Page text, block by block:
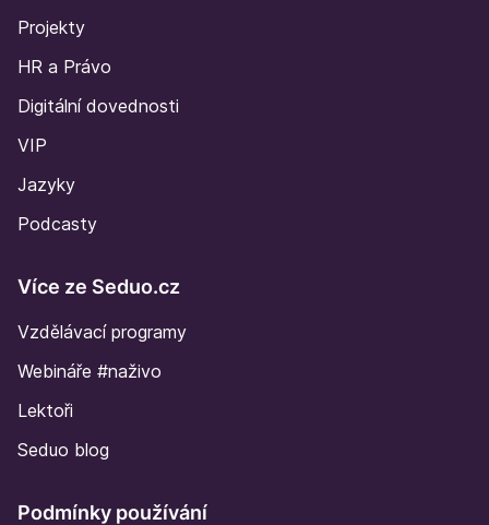
Projekty
HR a Právo
Digitální dovednosti
VIP
Jazyky
Podcasty
Více ze Seduo.cz
Vzdělávací programy
Webináře #naživo
Lektoři
Seduo blog
Podmínky používání